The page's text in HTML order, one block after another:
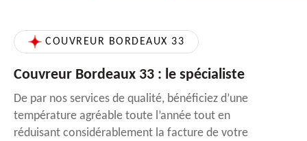
COUVREUR BORDEAUX 33
Couvreur Bordeaux 33 : le spécialiste
De par nos services de qualité, bénéficiez d’une
température agréable toute l’année tout en
réduisant considérablement la facture de votre